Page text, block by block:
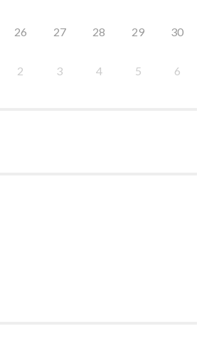
26 27 28 29 30
2 3 4 5 6